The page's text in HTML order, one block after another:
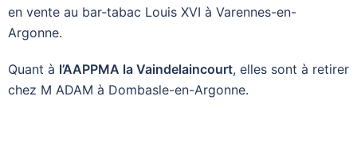
en vente au bar-tabac Louis XVI à Varennes-en-
Argonne.
Quant à l’AAPPMA la Vaindelaincourt, elles sont à retirer
chez M ADAM à Dombasle-en-Argonne.